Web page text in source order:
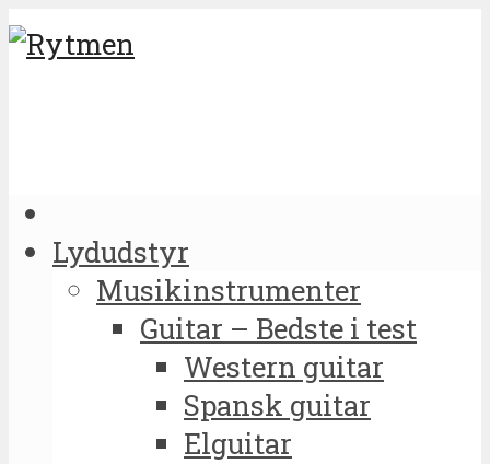
Lydudstyr
Musikinstrumenter
Guitar – Bedste i test
Western guitar
Spansk guitar
Elguitar